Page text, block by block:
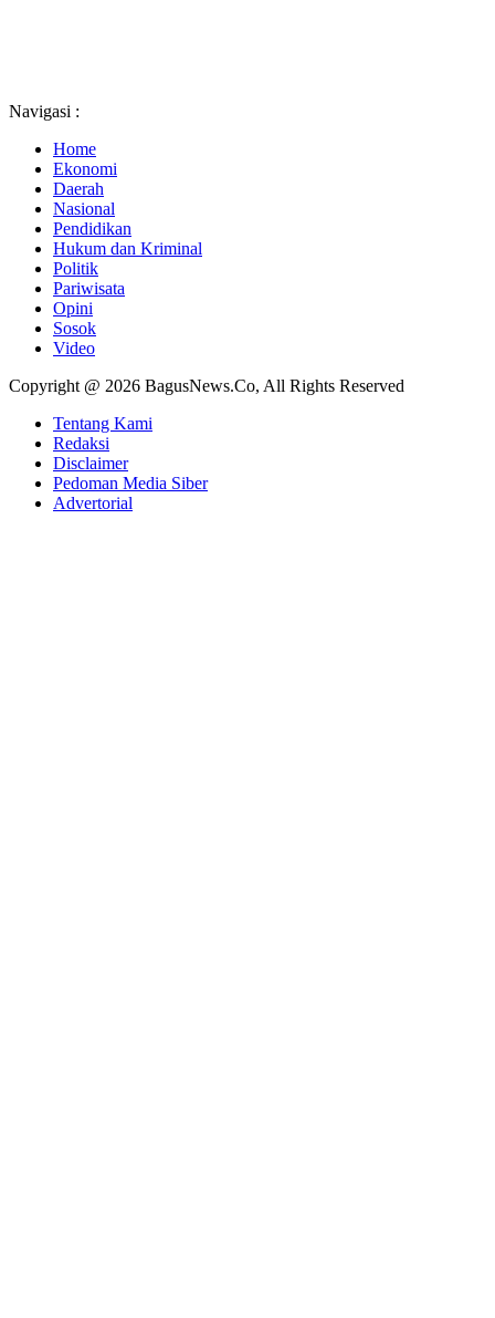
Navigasi :
Home
Ekonomi
Daerah
Nasional
Pendidikan
Hukum dan Kriminal
Politik
Pariwisata
Opini
Sosok
Video
Copyright @ 2026 BagusNews.Co, All Rights Reserved
Tentang Kami
Redaksi
Disclaimer
Pedoman Media Siber
Advertorial